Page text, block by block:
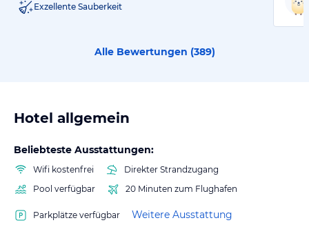
Exzellente Sauberkeit
Alle Bewertungen (389)
Hotel allgemein
Beliebteste Ausstattungen:
Wifi kostenfrei
Direkter Strandzugang
Pool verfügbar
20 Minuten zum Flughafen
Parkplätze verfügbar Weitere Ausstattung